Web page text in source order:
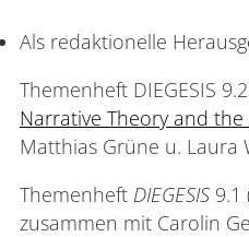
Als redaktionelle
Themenheft DIEGESIS
Narrative Theory and
Matthias Grüne u. Laura
Themenheft DIEGESIS9.1
zusammen mit Carolin